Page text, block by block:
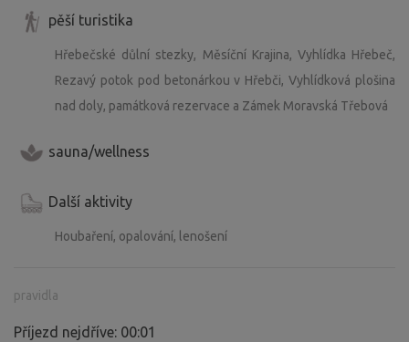
pěší turistika
Hřebečské důlní stezky, Měsíční Krajina, Vyhlídka Hřebeč,
Rezavý potok pod betonárkou v Hřebči, Vyhlídková plošina
nad doly, památková rezervace a Zámek Moravská Třebová
sauna/wellness
Další aktivity
Houbaření, opalování, lenošení
pravidla
Příjezd nejdříve: 00:01